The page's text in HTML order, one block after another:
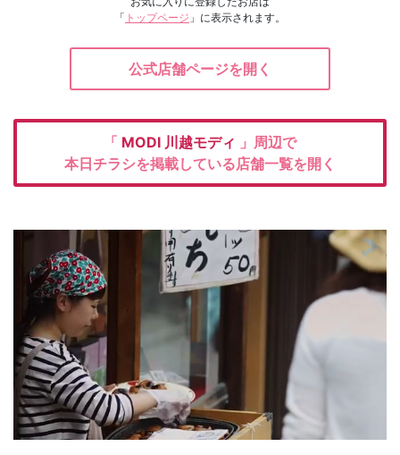
「 トップページ 」に表示されます。
公式店舗ページを開く
「 MODI 川越モディ 」周辺で
本日チラシを掲載している店舗一覧を開く